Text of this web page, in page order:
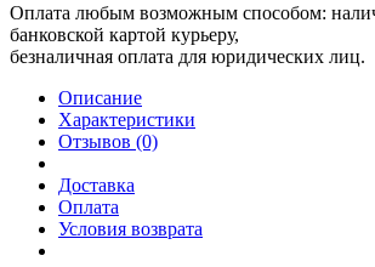
Оплата любым возможным способом:
банковской картой курьеру,
безналичная оплата для юридических лиц.
Описание
Характеристики
Отзывов (0)
Доставка
Оплата
Условия возврата